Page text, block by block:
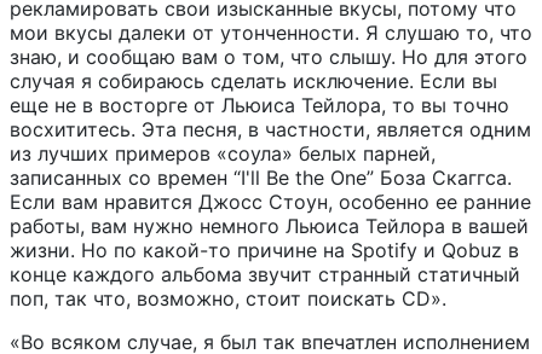
рекламировать свои изысканные вкусы, потому что
мои вкусы далеки от утонченности. Я слушаю то, что
знаю, и сообщаю вам о том, что слышу. Но для этого
случая я собираюсь сделать исключение. Если вы
еще не в восторге от Льюиса Тейлора, то вы точно
восхититесь. Эта песня, в частности, является одним
из лучших примеров «соула» белых парней,
записанных со времен “I'll Be the One” Боза Скаггса.
Если вам нравится Джосс Стоун, особенно ее ранние
работы, вам нужно немного Льюиса Тейлора в вашей
жизни. Но по какой-то причине на Spotify и Qobuz в
конце каждого альбома звучит странный статичный
поп, так что, возможно, стоит поискать CD».
«Во всяком случае, я был так впечатлен исполнением